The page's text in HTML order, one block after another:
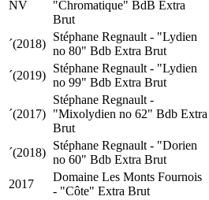
NV
"Chromatique" BdB Extra
Brut
´(2018)
Stéphane Regnault - "Lydien
no 80" Bdb Extra Brut
´(2019)
Stéphane Regnault - "Lydien
no 99" Bdb Extra Brut
´(2017)
Stéphane Regnault -
"Mixolydien no 62" Bdb Extra
Brut
´(2018)
Stéphane Regnault - "Dorien
no 60" Bdb Extra Brut
2017
Domaine Les Monts Fournois
- "Côte" Extra Brut